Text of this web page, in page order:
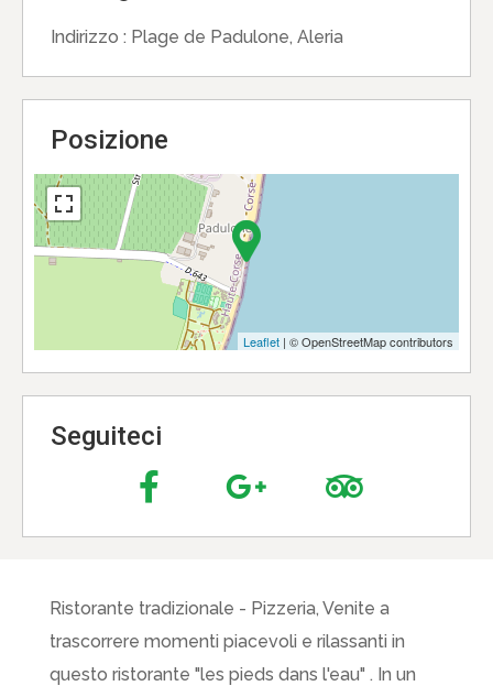
Indirizzo : Plage de Padulone, Aleria
Posizione
Leaflet | © OpenStreetMap contributors
Seguiteci
Ristorante tradizionale - Pizzeria, Venite a
trascorrere momenti piacevoli e rilassanti in
questo ristorante "les pieds dans l'eau" . In un